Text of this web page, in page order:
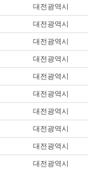
대전광역시
대전광역시
대전광역시
대전광역시
대전광역시
대전광역시
대전광역시
대전광역시
대전광역시
대전광역시